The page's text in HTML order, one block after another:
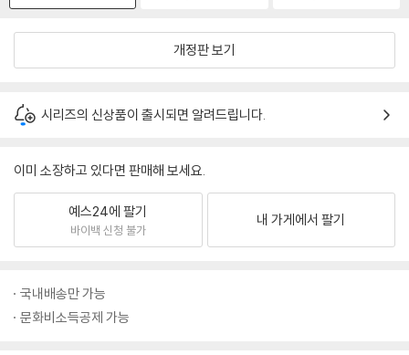
개정판 보기
시리즈의 신상품이 출시되면 알려드립니다.
이미 소장하고 있다면 판매해 보세요.
예스24에 팔기
바이백 신청 불가
내 가게에서 팔기
국내배송만 가능
문화비소득공제 가능